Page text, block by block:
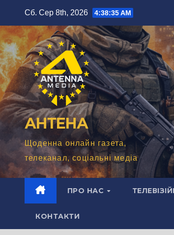
вмісту
Сб. Сер 8th, 2026 4:38:37 AM
АНТЕНА
Щоденна онлайн газета,
телеканал, соціальні медіа
ПРО НАС
КОНТАКТИ